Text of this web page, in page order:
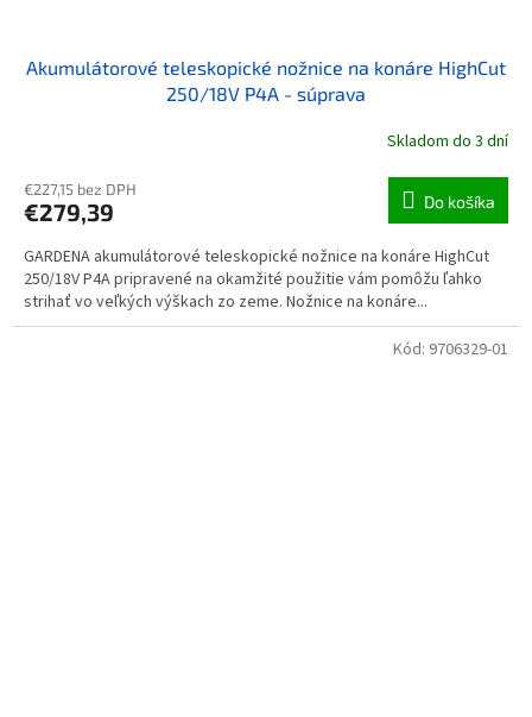
Akumulátorové teleskopické nožnice na konáre HighCut
250/18V P4A - súprava
Skladom do 3 dní
€227,15 bez DPH
€279,39 Do košíka
GARDENA akumulátorové teleskopické nožnice na konáre HighCut
250/18V P4A pripravené na okamžité použitie vám pomôžu ľahko
strihať vo veľkých výškach zo zeme. Nožnice na konáre...
Kód: 9706329-01